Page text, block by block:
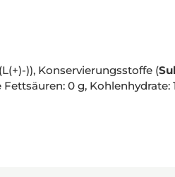
)), Konservierungsstoffe (
0 g, Kohlenhydrate: